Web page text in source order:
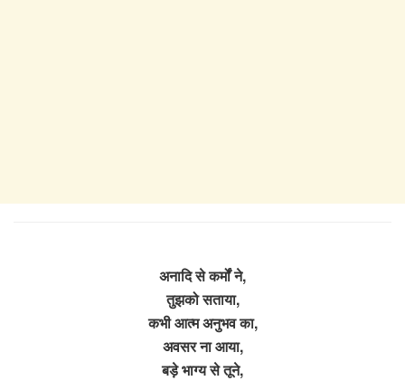
अनादि से कर्मों ने,
तुझको सताया,
कभी आत्म अनुभव का,
अवसर ना आया,
बड़े भाग्य से तूने,